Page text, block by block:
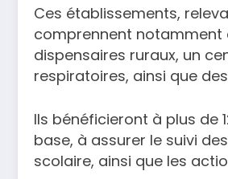
Ces établissements,
comprennent notamment
dispensaires ruraux, un
respiratoires, ainsi que
Ils bénéficieront à plus de
base, à assurer le suivi
scolaire, ainsi que les